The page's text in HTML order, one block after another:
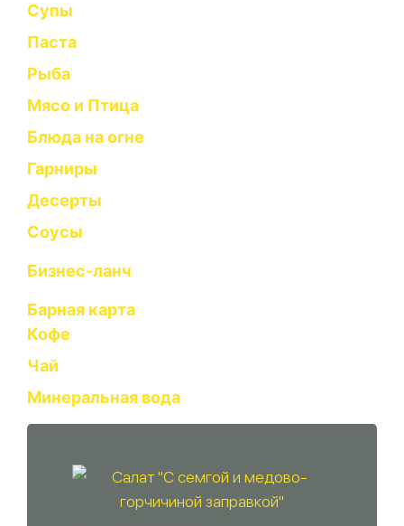
Супы
Паста
Рыба
Мясо и Птица
Блюда на огне
Гарниры
Десерты
Соусы
Бизнес-ланч
Барная карта
Кофе
Чай
Минеральная вода